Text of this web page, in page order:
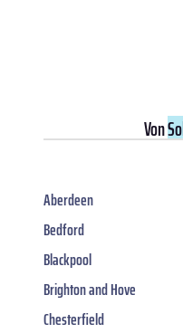
Von
Aberdeen
Bedford
Blackpool
Brighton and Hove
Chesterfield